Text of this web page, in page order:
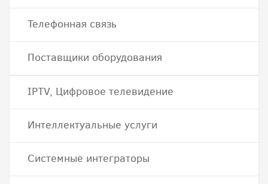
Телефонная связь
Поставщики оборудования
IPTV, Цифровое телевидение
Интеллектуальные услуги
Системные интеграторы